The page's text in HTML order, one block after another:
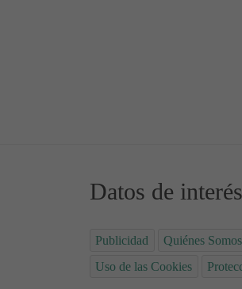
Datos de interés
Publicidad Quiénes Somos
Uso de las Cookies